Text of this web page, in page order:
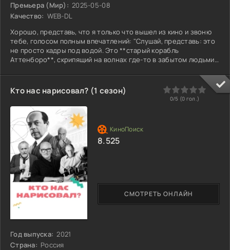
Премьера (Мир): 2025-05-08
Качество: WEB-DL
Хорошо, представь, что я только что вышел из кино и звоню
тебе, голосом полным впечатлений: "Слушай, представь: это
не просто кадры под водой. Это **старый корабль
Аттенборо**, скрипящий на волнах где-то в забытом людьми
этот, который помнит океан *до нас*... но сейчас в нем –
срочность. Тихая, но стальная. **Он не снимает – он
возвращает долг. Пока не поздно.** Что толкает? Не монстр
из бездны. **Слишком тихий мир.** Рыбы, которые
Кто нас нарисовал? (1 сезон)
Год выпуска: 2021
Страна: Россия
СМОТРЕТЬ ОНЛАЙН
8.525
0 4 5
0/5 (0 гол.)